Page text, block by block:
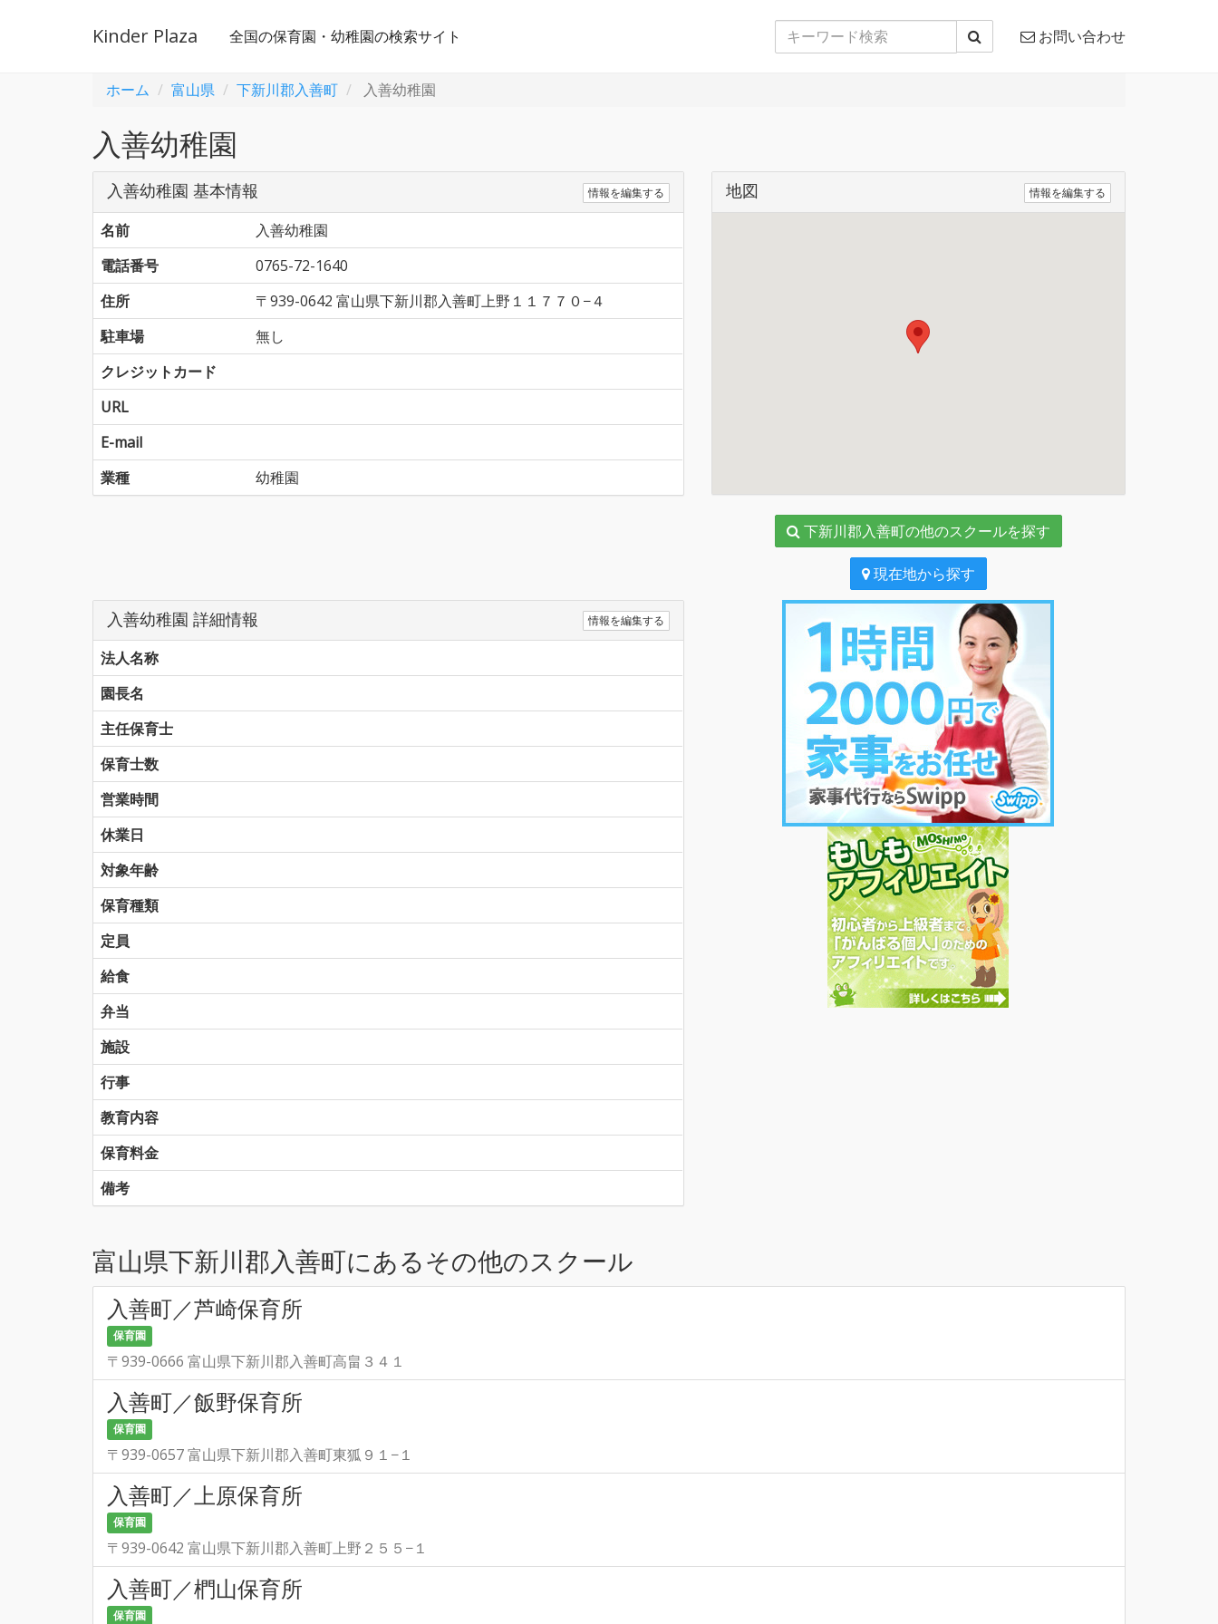
Kinder Plaza 全国の保育園・幼稚園の検索サイト お問い合わせ
ホーム 富山県 下新川郡入善町 入善幼稚園
入善幼稚園
入善幼稚園 基本情報 情報を編集する
名前
入善幼稚園
電話番号
0765-72-1640
住所
〒939-0642 富山県下新川郡入善町上野１１７７０−４
駐車場
無し
クレジットカード
URL
E-mail
業種
幼稚園
地図 情報を編集する
下新川郡入善町の他のスクールを探す
現在地から探す
入善幼稚園 詳細情報 情報を編集する
法人名称
園長名
主任保育士
保育士数
営業時間
休業日
対象年齢
保育種類
定員
給食
弁当
施設
行事
教育内容
保育料金
備考
富山県下新川郡入善町にあるその他のスクール
入善町／芦崎保育所
保育園
〒939-0666 富山県下新川郡入善町高畠３４１
入善町／飯野保育所
保育園
〒939-0657 富山県下新川郡入善町東狐９１−１
入善町／上原保育所
保育園
〒939-0642 富山県下新川郡入善町上野２５５−１
入善町／椚山保育所
保育園